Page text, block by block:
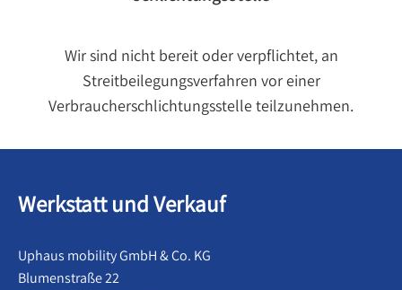
Wir sind nicht bereit oder verpflichtet, an
Streitbeilegungsverfahren vor einer
Verbraucherschlichtungsstelle teilzunehmen.
Werkstatt und Verkauf
Uphaus mobility GmbH & Co. KG
Blumenstraße 22